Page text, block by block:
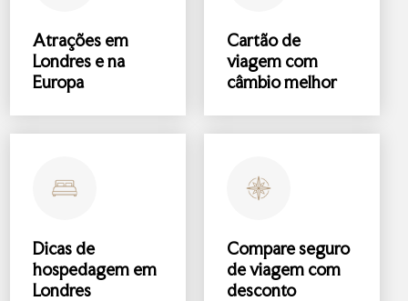
Atrações em
Londres e na
Europa
Cartão de
viagem com
câmbio melhor
Dicas de
hospedagem em
Londres
Compareseguro
de viagem com
desconto